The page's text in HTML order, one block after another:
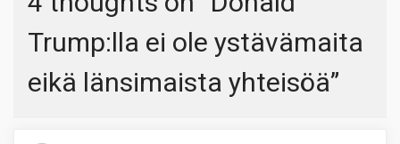
Trump:lla ei ole ystävämaita
eikä länsimaista yhteisöä”